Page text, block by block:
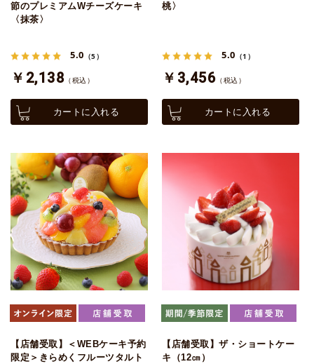
節のプレミアムWチーズケーキ
〈抹茶〉
5.0 （5）
￥2,138 （税込）
カートに入れる
桃〉
5.0 （1）
￥3,456 （税込）
カートに入れる
【店舗受取】＜WEBケーキ予約
限定＞きらめくフルーツタルト
【店舗受取】ザ・ショートケー
キ（12㎝）